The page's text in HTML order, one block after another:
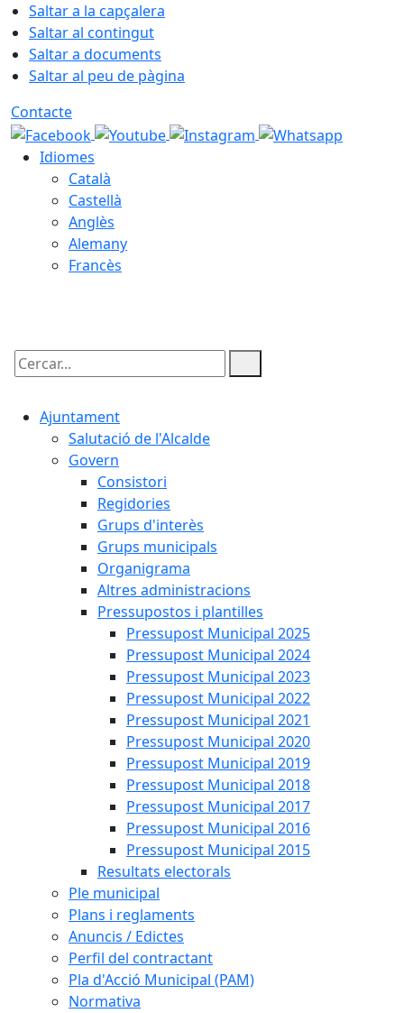
Saltar a la capçalera
Saltar al contingut
Saltar a documents
Saltar al peu de pàgina
Contacte
Idiomes
Català
Castellà
Anglès
Alemany
Francès
Cercar:
Ajuntament
Salutació de l'Alcalde
Govern
Consistori
Regidories
Grups d'interès
Grups municipals
Organigrama
Altres administracions
Pressupostos i plantilles
Pressupost Municipal 2025
Pressupost Municipal 2024
Pressupost Municipal 2023
Pressupost Municipal 2022
Pressupost Municipal 2021
Pressupost Municipal 2020
Pressupost Municipal 2019
Pressupost Municipal 2018
Pressupost Municipal 2017
Pressupost Municipal 2016
Pressupost Municipal 2015
Resultats electorals
Ple municipal
Plans i reglaments
Anuncis / Edictes
Perfil del contractant
Pla d'Acció Municipal (PAM)
Normativa